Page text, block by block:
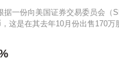
据一份向美国证券交易委员会（
这是在其去年10月份出售170